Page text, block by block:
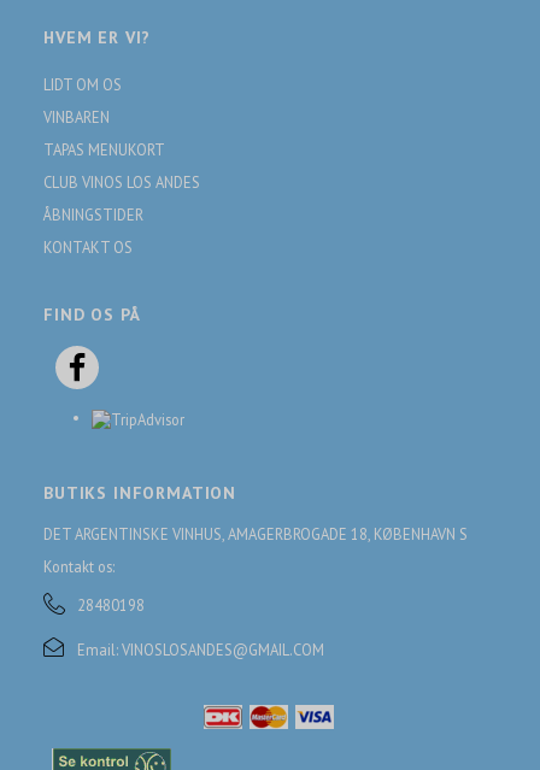
HVEM ER VI?
LIDT OM OS
VINBAREN
TAPAS MENUKORT
CLUB VINOS LOS ANDES
ÅBNINGSTIDER
KONTAKT OS
FIND OS PÅ
BUTIKS INFORMATION
DET ARGENTINSKE VINHUS, AMAGERBROGADE 18, KØBENHAVN S
Kontakt os:
28480198
Email:VINOSLOSANDES@GMAIL.COM